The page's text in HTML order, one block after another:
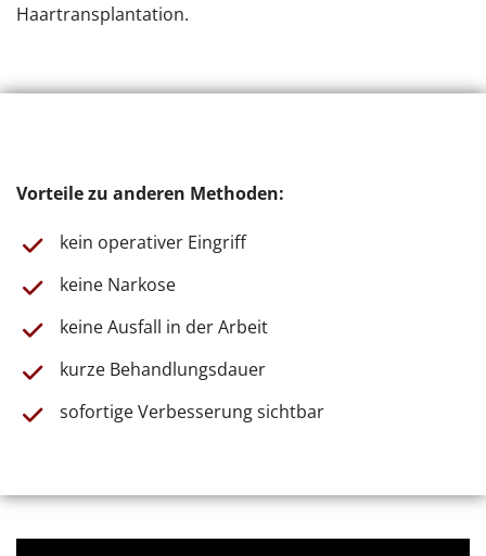
Haartransplantation.
Vorteile zu anderen Methoden:
kein operativer Eingriff
keine Narkose
keine Ausfall in der Arbeit
kurze Behandlungsdauer
sofortige Verbesserung sichtbar